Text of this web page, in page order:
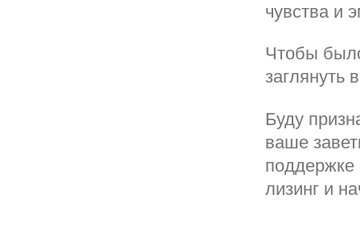
чувства и
Чтобы
заглянуть
Буду
ваше
лизинг и